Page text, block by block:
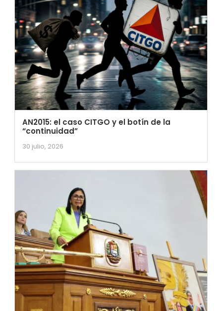
AN2015: el caso CITGO y el botín de la
“continuidad”
30 julio, 2026